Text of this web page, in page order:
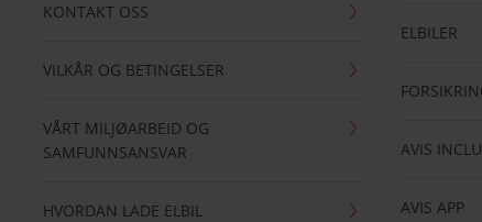
KONTAKT OSS
VILKÅR OG BETINGELSER
VÅRT MILJØARBEID OG
SAMFUNNSANSVAR
HVORDAN LADE ELBIL
ELBILER
AVIS
AVIS APP